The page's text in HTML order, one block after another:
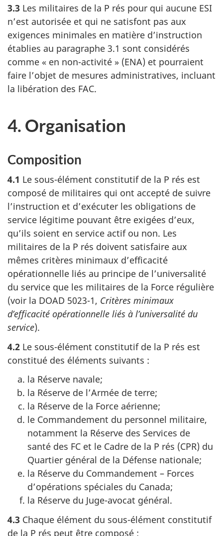
3.3 Les militaires de la P rés pour qui aucune ESI
n’est autorisée et qui ne satisfont pas aux
exigences minimales en matière d’instruction
établies au paragraphe 3.1 sont considérés
comme « en non-activité » (ENA) et pourraient
faire l’objet de mesures administratives, incluant
la libération des FAC.
4. Organisation
Composition
4.1 Le sous-élément constitutif de la P rés est
composé de militaires qui ont accepté de suivre
l’instruction et d’exécuter les obligations de
service légitime pouvant être exigées d’eux,
qu’ils soient en service actif ou non. Les
militaires de la P rés doivent satisfaire aux
mêmes critères minimaux d’efficacité
opérationnelle liés au principe de l’universalité
du service que les militaires de la Force régulière
(voir la DOAD 5023-1, Critères minimaux
d’efficacité opérationnelle liés à l’universalité du
service).
4.2 Le sous-élément constitutif de la P rés est
constitué des éléments suivants :
la Réserve navale;
la Réserve de l’Armée de terre;
la Réserve de la Force aérienne;
le Commandement du personnel militaire,
notamment la Réserve des Services de
santé des FC et le Cadre de la P rés (CPR) du
Quartier général de la Défense nationale;
la Réserve du Commandement – Forces
d’opérations spéciales du Canada;
la Réserve du Juge-avocat général.
4.3 Chaque élément du sous-élément constitutif
de la P rés peut être composé :